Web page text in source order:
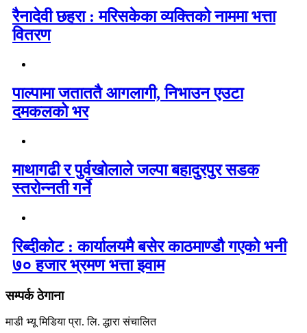
रैनादेवी छहरा : मरिसकेका व्यक्तिको नाममा भत्ता
वितरण
पाल्पामा जताततै आगलागी, निभाउन एउटा
दमकलको भर
माथागढी र पुर्वखोलाले जल्पा बहादुरपुर सडक
स्तरोन्नती गर्ने
रिब्दीकोट : कार्यालयमै बसेर काठमाण्डौ गएको भनी
७० हजार भ्रमण भत्ता झ्वाम
सम्पर्क ठेगाना
माडी भ्यू मिडिया प्रा. लि. द्धारा संचालित